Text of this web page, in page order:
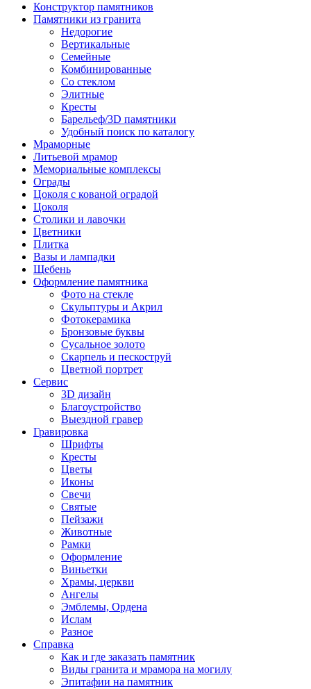
Конструктор памятников
Памятники из гранита
Недорогие
Вертикальные
Семейные
Комбинированные
Со стеклом
Элитные
Кресты
Барельеф/3D памятники
Удобный поиск по каталогу
Мраморные
Литьевой мрамор
Мемориальные комплексы
Ограды
Цоколя с кованой оградой
Цоколя
Столики и лавочки
Цветники
Плитка
Вазы и лампадки
Щебень
Оформление памятника
Фото на стекле
Скульптуры и Акрил
Фотокерамика
Бронзовые буквы
Сусальное золото
Скарпель и пескоструй
Цветной портрет
Сервис
3D дизайн
Благоустройство
Выездной гравер
Гравировка
Шрифты
Кресты
Цветы
Иконы
Свечи
Святые
Пейзажи
Животные
Рамки
Оформление
Виньетки
Храмы, церкви
Ангелы
Эмблемы, Ордена
Ислам
Разное
Справка
Как и где заказать памятник
Виды гранита и мрамора на могилу
Эпитафии на памятник